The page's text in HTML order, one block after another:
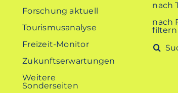
Forschung aktuell
Tourismusanalyse
Freizeit-Monitor
Zukunftserwartungen
Weitere
Sonderseiten
nach
nach
filtern
Suche